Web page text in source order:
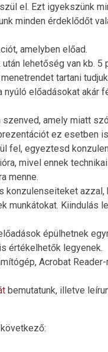
el. Ezt igyekszünk
minden érdeklődőt
amelyben előad.
lehetőség van kb. 5
tartani
előadásokat akár
amely miatt
ez esetben
fel, egyeztesd
mivel ennek
menne.
munkátokat. Kiindulás
épülhetnek
értékelhetők legyenek.
Acrobat
bemutatunk, illetve